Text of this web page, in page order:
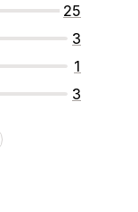
25
3
1
3